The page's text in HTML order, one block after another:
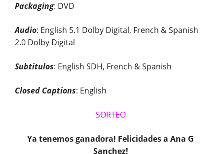
Packaging: DVD
Audio: English 5.1 Dolby Digital, French & Spanish
2.0 Dolby Digital
Subtitulos: English SDH, French & Spanish
Closed Captions: English
SORTEO
Ya tenemos ganadora! Felicidades a Ana G
Sanchez!